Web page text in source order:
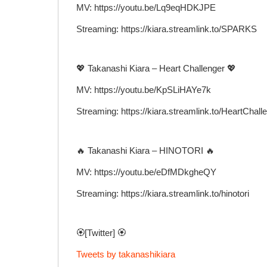
MV: https://youtu.be/Lq9eqHDKJPE
Streaming: https://kiara.streamlink.to/SPARKS
💖 Takanashi Kiara – Heart Challenger 💖
MV: https://youtu.be/KpSLiHAYe7k
Streaming: https://kiara.streamlink.to/
🔥 Takanashi Kiara – HINOTORI 🔥
MV: https://youtu.be/eDfMDkgheQY
Streaming: https://kiara.streamlink.to/hinotori
🏵️[Twitter] 🏵️
Tweets by takanashikiara